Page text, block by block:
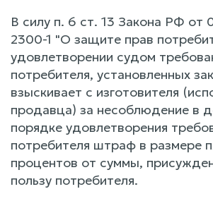
В силу п. 6 ст. 13 Закона РФ от
2300-1 "О защите прав
удовлетворении судом
потребителя, установленных
взыскивает с изготовителя
продавца) за несоблюдение в
порядке удовлетворения
потребителя штраф в размере
процентов от суммы,
пользу потребителя.